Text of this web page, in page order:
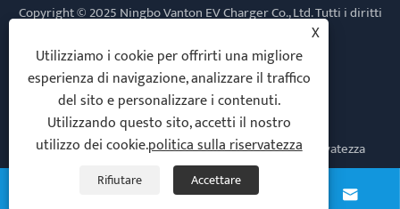
Copyright © 2025 Ningbo Vanton EV Charger Co., Ltd. Tutti i diritti
Follow Us
Links Sitemap RSS XML politica sulla riservatezza
 
X
Utilizziamo i cookie per offrirti una migliore
esperienza di navigazione, analizzare il traffico
del sito e personalizzare i contenuti.
Utilizzando questo sito, accetti il ​​nostro
utilizzo dei cookie.politica sulla riservatezza
Rifiutare Accettare